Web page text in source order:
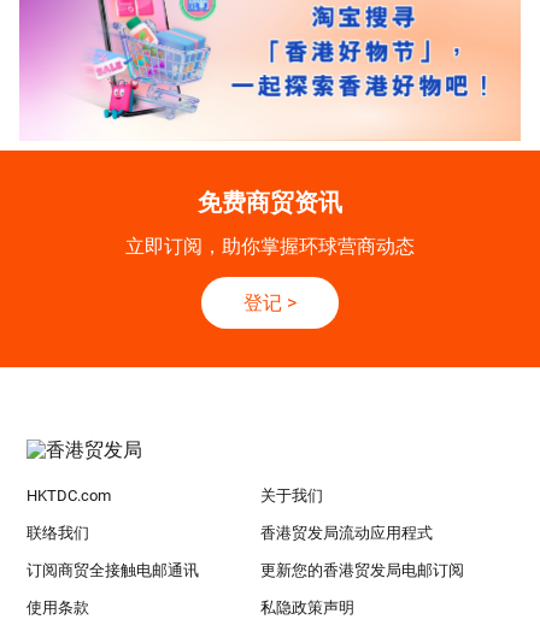
免费商贸资讯
立即订阅，助你掌握环球营商动态
登记 >
HKTDC.com 关于我们
联络我们 香港贸发局流动应用程式
订阅商贸全接触电邮通讯 更新您的香港贸发局电邮订阅
使用条款 私隐政策声明